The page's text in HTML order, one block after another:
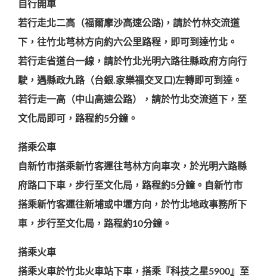
自行開車
若行走北二高（福爾摩沙高速公路)，請於竹林交流道
下，往竹北芎林方向約六公里路程，即可到達竹北。
若行走省道台一線，請於竹北光明六路往縣政府方向行
駛，遇縣政九路（台銀.家樂福交叉口)左轉即可到達。
若行走一高（中山高速公路），請於竹北交流道下，至
文化局即可，路程約5分鐘。
搭乘公車
自新竹市搭乘新竹客運往芎林方向車次，於光明六路縣
府路口下車，步行至文化局，路程約5分鐘。自新竹市
搭乘新竹客運往新埔或中壢方向，於竹北地政事務所下
車，步行至文化局，路程約10分鐘。
搭乘火車
搭乘火車於竹北火車站下車，搭乘『科技之星5900』至